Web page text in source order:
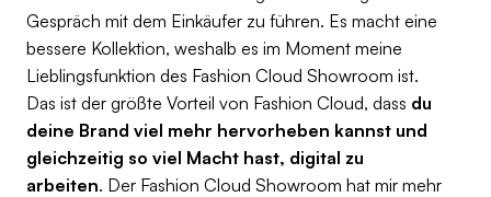
Gespräch mit dem Einkäufer zu führen. Es macht eine
bessere Kollektion, weshalb es im Moment meine
Lieblingsfunktion des Fashion Cloud Showroom ist.
Das ist der größte Vorteil von Fashion Cloud, dass du
deine Brand viel mehr hervorheben kannst und
gleichzeitig so viel Macht hast, digital zu
arbeiten. Der Fashion Cloud Showroom hat mir mehr